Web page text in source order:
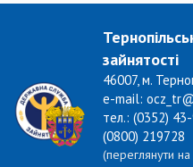
зайнятості
46007, м.
e-mail:
тел.: (0352)
(0800) 219728
(переглянути на